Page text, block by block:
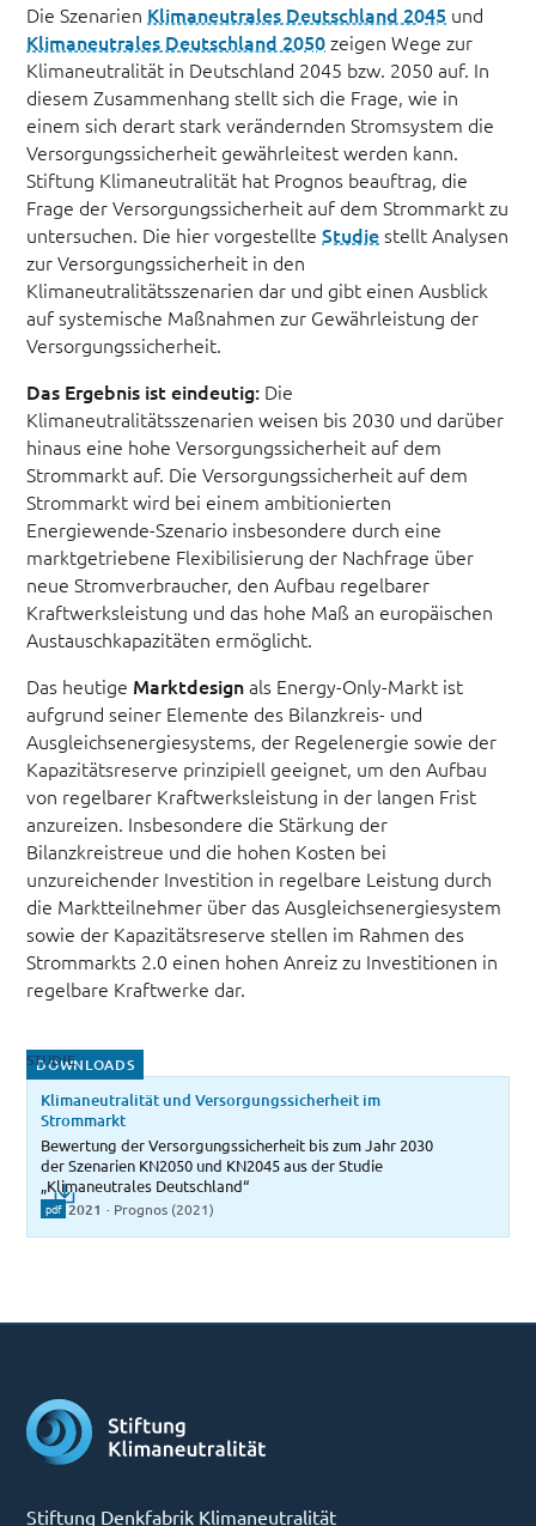
Die Szenarien Klimaneutrales Deutschland 2045 und
Klimaneutrales Deutschland 2050zeigen Wege zur
Klimaneutralität in Deutschland 2045 bzw. 2050 auf. In
diesem Zusammenhang stellt sich die Frage, wie in
einem sich derart stark verändernden Stromsystem die
Versorgungssicherheit gewährleitest werden kann.
Stiftung Klimaneutralität hat Prognos beauftrag, die
Frage der Versorgungssicherheit auf dem Strommarkt zu
untersuchen. Die hier vorgestellteStudiestellt Analysen
zur Versorgungssicherheit in den
Klimaneutralitätsszenarien dar und gibt einen Ausblick
auf systemische Maßnahmen zur Gewährleistung der
Versorgungssicherheit.
Das Ergebnis ist eindeutig: Die
Klimaneutralitätsszenarien weisen bis 2030 und darüber
hinaus eine hohe Versorgungssicherheit auf dem
Strommarkt auf. Die Versorgungssicherheit auf dem
Strommarkt wird bei einem ambitionierten
Energiewende-Szenario insbesondere durch eine
marktgetriebene Flexibilisierung der Nachfrage über
neue Stromverbraucher, den Aufbau regelbarer
Kraftwerksleistung und das hohe Maß an europäischen
Austauschkapazitäten ermöglicht.
Das heutige Marktdesignals Energy-Only-Markt ist
aufgrund seiner Elemente des Bilanzkreis- und
Ausgleichsenergiesystems, der Regelenergie sowie der
Kapazitätsreserve prinzipiell geeignet, um den Aufbau
von regelbarer Kraftwerksleistung in der langen Frist
anzureizen. Insbesondere die Stärkung der
Bilanzkreistreue und die hohen Kosten bei
unzureichender Investition in regelbare Leistung durch
die Marktteilnehmer über das Ausgleichsenergiesystem
sowie der Kapazitätsreserve stellen im Rahmen des
Strommarkts 2.0 einen hohen Anreiz zu Investitionen in
regelbare Kraftwerke dar.
DOWNLOADS
STUDIE
Klimaneutralität und Versorgungssicherheit im
Strommarkt
Bewertung der Versorgungssicherheit bis zum Jahr 2030
der Szenarien KN2050 und KN2045 aus der Studie
„Klimaneutrales Deutschland“
Apr 2021 · Prognos (2021)
pdf
Stiftung Denkfabrik Klimaneutralität